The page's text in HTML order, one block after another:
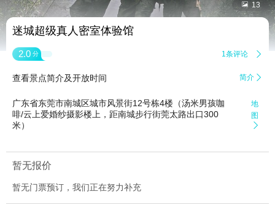
 13
迷城超级真人密室体验馆
2.0 分 1条评论 
查看景点简介及开放时间 简介 
广东省东莞市南城区城市风景街12号栋4楼（汤米男孩咖
啡/云上爱婚纱摄影楼上，距南城步行街莞太路出口300
米）
地
图

暂无报价
暂无门票预订，我们正在努力补充